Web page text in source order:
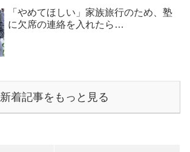
「やめてほしい」家族旅行のため、塾
に欠席の連絡を入れたら…
新着記事をもっと見る